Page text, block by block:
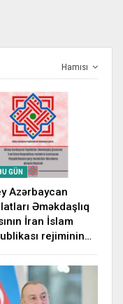
Hamısı
GÜN
Azərbaycan
Əməkdaşlıq
İran İslam
rejiminin…